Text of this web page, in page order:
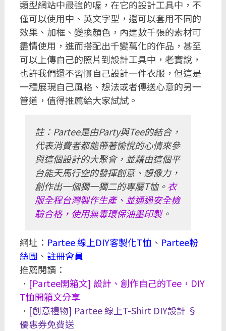
類型網站中最強的喔，在它的設計工具中，不
僅可以使用中、英文字型，還可以套用不同的
效果、加框、變換顏色，內建數千張的素材可
盡情使用，進而搭配出千變萬化的作品，甚至
可以上傳自己的照片到設計工具中，老實說，
也許我們還不習慣自己設計一件衣服，但這是
一種展現自己風格、想法或者傳送心意的另一
管道，值得推薦給大家試試。
註：Partee是由Party與Tee的結合，
代表消費者都能帶著愉悅的心情來參
與這個設計的大聚會，並藉由這個平
台能天馬行空的發揮創意、想像力，
創作出一個獨一獨二的專屬T恤。 衣
服全程台灣製作生產、並通過安全檢
驗合格，使用無毒環保油墨印製。
網址： Partee 線上DIY客製化T恤 、 Partee粉
絲團 、 註冊會員
推薦閱讀：
． [Partee開箱文] 設計、創作自己的Tee，DIY
T恤開箱文分享
． [創意禮物] Partee 線上T-Shirt DIY設計 §
優惠券免費送